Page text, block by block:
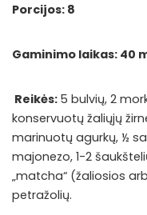
Porcijos: 8
Gaminimo laikas: 40
Reikės: 5 bulvių, 2
konservuotų žaliųjų
marinuotų agurkų, ½
majonezo, 1-2
„matcha“ (žaliosios
petražolių.